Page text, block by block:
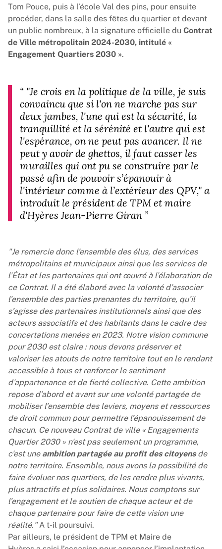
Tom Pouce, puis à l’école Val des pins, pour ensuite
procéder, dans la salle des fêtes du quartier et devant
un public nombreux, à la signature officielle du Contrat
de Ville métropolitain 2024-2030, intitulé «
Engagement Quartiers 2030 ».
“ "Je crois en la politique de la ville, je suis
convaincu que si l'on ne marche pas sur
deux jambes, l'une qui est la sécurité, la
tranquillité et la sérénité et l'autre qui est
l'espérance, on ne peut pas avancer. Il ne
peut y avoir de ghettos, il faut casser les
murailles qui ont pu se construire par le
passé afin de pouvoir s’épanouir à
l'intérieur comme à l’extérieur des QPV," a
introduit le président de TPM et maire
d'Hyères Jean-Pierre Giran ”
"Je remercie donc l’ensemble des élus, des services
métropolitains et municipaux ainsi que les services de
l’État et les partenaires qui ont œuvré à l’élaboration de
ce Contrat. Il a été élaboré avec la volonté d’associer
l’ensemble des parties prenantes du territoire, qu’il
s’agisse des partenaires institutionnels ainsi que des
acteurs associatifs et des habitants dans le cadre des
concertations menées en 2023. Notre vision commune
pour 2030 est claire : nous devons préserver et
valoriser les atouts de notre territoire tout en le rendant
accessible à tous et renforcer le sentiment
d'appartenance et de fierté collective. Cette ambition
repose d’abord et avant sur une volonté partagée de
mobiliser l’ensemble des leviers, moyens et ressources
de droit commun pour permettre l’épanouissement de
chacun. Ce nouveau Contrat de ville « Engagements
Quartier 2030 » n'est pas seulement un programme,
c'est une ambition partagée au profit des citoyensde
notre territoire. Ensemble, nous avons la possibilité de
faire évoluer nos quartiers, de les rendre plus vivants,
plus attractifs et plus solidaires. Nous comptons sur
l’engagement et le soutien de chaque acteur et de
chaque partenaire pour faire de cette vision une
réalité."A t-il poursuivi.
Par ailleurs, le président de TPM et Maire de